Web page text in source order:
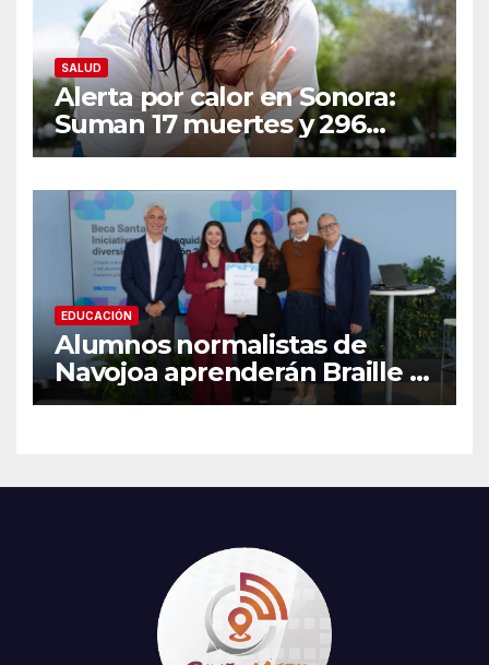
SALUD
Alerta por calor en Sonora:
Suman 17 muertes y 296
casos; estas son las
señales de alarma
EDUCACIÓN
Alumnos normalistas de
Navojoa aprenderán Braille y
Lengua de Señas tras ganar